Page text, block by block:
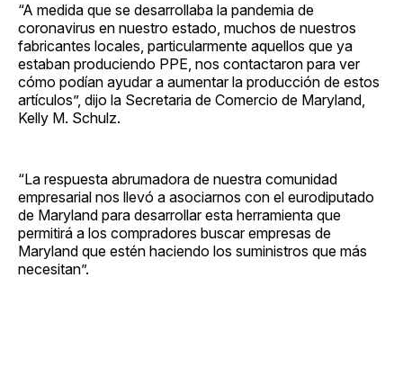
“A medida que se desarrollaba la pandemia de
coronavirus en nuestro estado, muchos de nuestros
fabricantes locales, particularmente aquellos que ya
estaban produciendo PPE, nos contactaron para ver
cómo podían ayudar a aumentar la producción de estos
artículos”, dijo la Secretaria de Comercio de Maryland,
Kelly M. Schulz.
“La respuesta abrumadora de nuestra comunidad
empresarial nos llevó a asociarnos con el eurodiputado
de Maryland para desarrollar esta herramienta que
permitirá a los compradores buscar empresas de
Maryland que estén haciendo los suministros que más
necesitan”.